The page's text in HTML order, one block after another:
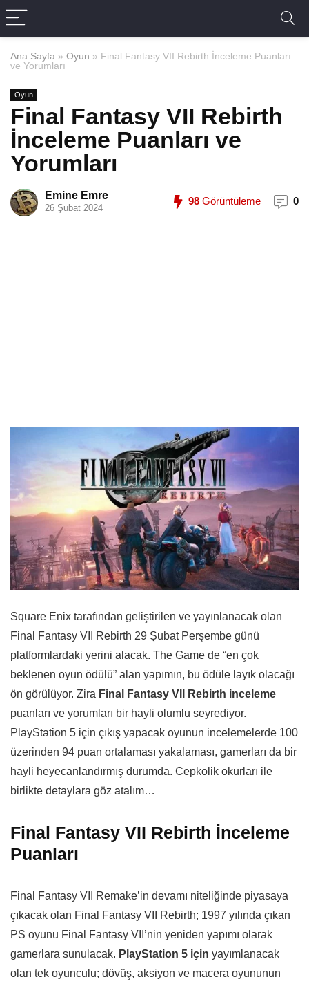
Ana Sayfa » Oyun » Final Fantasy VII Rebirth İnceleme Puanları
ve Yorumları
Oyun
Final Fantasy VII Rebirth
İnceleme Puanları ve
Yorumları
Emine Emre
26 Şubat 2024
98 Görüntüleme 0
Square Enix tarafından geliştirilen ve yayınlanacak olan
Final Fantasy VII Rebirth 29 Şubat Perşembe günü
platformlardaki yerini alacak. The Game de “en çok
beklenen oyun ödülü” alan yapımın, bu ödüle layık olacağı
ön görülüyor. Zira Final Fantasy VII Rebirth inceleme
puanları ve yorumları bir hayli olumlu seyrediyor.
PlayStation 5 için çıkış yapacak oyunun incelemelerde 100
üzerinden 94 puan ortalaması yakalaması, gamerları da bir
hayli heyecanlandırmış durumda. Cepkolik okurları ile
birlikte detaylara göz atalım…
Final Fantasy VII Rebirth İnceleme
Puanları
Final Fantasy VII Remake’in devamı niteliğinde piyasaya
çıkacak olan Final Fantasy VII Rebirth; 1997 yılında çıkan
PS oyunu Final Fantasy VII’nin yeniden yapımı olarak
gamerlara sunulacak. PlayStation 5 için yayımlanacak
olan tek oyunculu; dövüş, aksiyon ve macera oyununun